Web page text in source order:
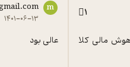
1
m
۱۴۰۱-۰۶-۱۳
عالی بود